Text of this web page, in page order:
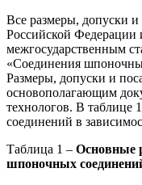
Все размеры, допуски и
Российской Федерации
межгосударственным
«Соединения
Размеры, допуски и
основополагающим
технологов. В таблице
соединений в
Таблица 1 – Основные
шпоночных